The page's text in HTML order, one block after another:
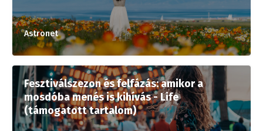
Astronet
Fesztiválszezon és felfázás: amikor a
mosdóba menés is kihívás - Life
(támogatott tartalom)